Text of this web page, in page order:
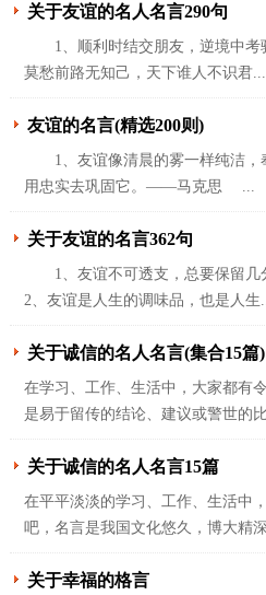
关于友谊的名人名言290句
1、顺利时结交朋友，逆境中
莫愁前路无知己，天下谁人不识君...
友谊的名言(精选200则)
1、友谊像清晨的雾一样纯洁，
用忠实去巩固它。——马克思 ...
关于友谊的名言362句
1、友谊不可透支，总要保留
2、友谊是人生的调味品，也是人生...
关于诚信的名人名言(集合15篇)
在学习、工作、生活中，大家都有
是易于留传的结论、建议或警世的比
关于诚信的名人名言15篇
在平平淡淡的学习、工作、生活中
吧，名言是我国文化悠久，博大精深
关于幸福的格言